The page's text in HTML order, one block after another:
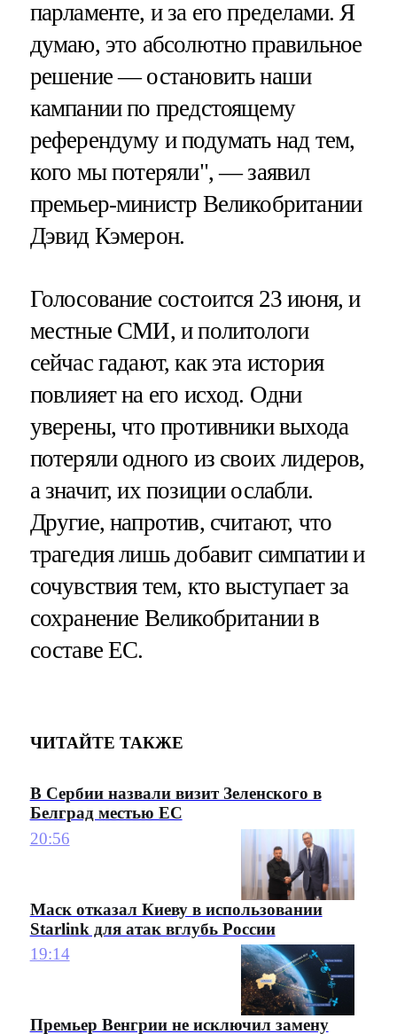
парламенте, и за его пределами. Я
думаю, это абсолютно правильное
решение — остановить наши
кампании по предстоящему
референдуму и подумать над тем,
кого мы потеряли", — заявил
премьер-министр Великобритании
Дэвид Кэмерон.
Голосование состоится 23 июня, и
местные СМИ, и политологи
сейчас гадают, как эта история
повлияет на его исход. Одни
уверены, что противники выхода
потеряли одного из своих лидеров,
а значит, их позиции ослабли.
Другие, напротив, считают, что
трагедия лишь добавит симпатии и
сочувствия тем, кто выступает за
сохранение Великобритании в
составе ЕС.
ЧИТАЙТЕ ТАКЖЕ
В Сербии назвали визит Зеленского в
Белград местью ЕС
20:56
Маск отказал Киеву в использовании
Starlink для атак вглубь России
19:14
Премьер Венгрии не исключил замену